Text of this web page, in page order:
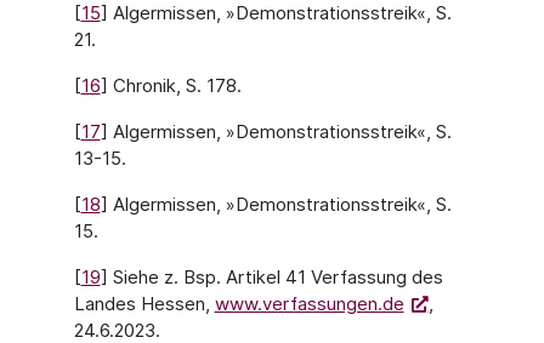
[15] Algermissen, »Demonstrationsstreik«, S.
21.
[16] Chronik, S. 178.
[17] Algermissen, »Demonstrationsstreik«, S.
13-15.
[18] Algermissen, »Demonstrationsstreik«, S.
15.
[19] Siehe z. Bsp. Artikel 41 Verfassung des
Landes Hessen, www.verfassungen.de
,
24.6.2023.